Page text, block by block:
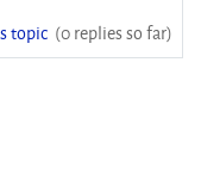
topic (0 replies so far)